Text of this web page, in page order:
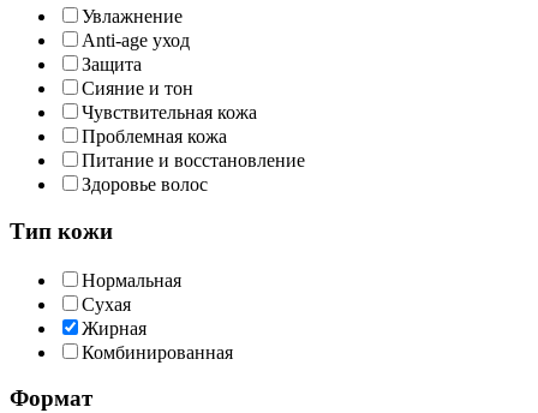
Увлажнение
Anti-age уход
Защита
Сияние и тон
Чувствительная кожа
Проблемная кожа
Питание и восстановление
Здоровье волос
Тип кожи
Нормальная
Сухая
Жирная
Комбинированная
Формат